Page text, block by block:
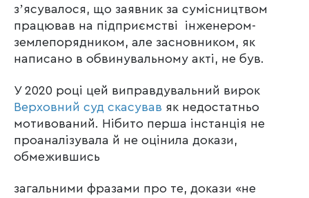
зʼясувалося, що заявник за сумісництвом
працював на підприємстві інженером-
землепорядником, але засновником, як
написано в обвинувальному акті, не був.
У 2020 році цей виправдувальний вирок
Верховний суд скасував як недостатньо
мотивований. Нібито перша інстанція не
проаналізувала й не оцінила докази,
обмежившись
загальними фразами про те, докази «не